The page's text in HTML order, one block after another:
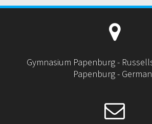
Gymnasium Papenburg -
Papenburg -